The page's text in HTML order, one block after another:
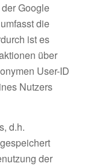
Google
die
ist es
über
User-ID
Nutzers
d.h.
der